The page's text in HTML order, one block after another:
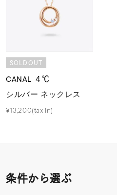
SOLDOUT
CANAL ４℃
シルバー ネックレス
¥13,200(tax in)
条件から選ぶ